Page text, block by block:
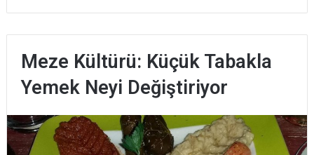
Meze Kültürü: Küçük Tabakla
Yemek Neyi Değiştiriyor